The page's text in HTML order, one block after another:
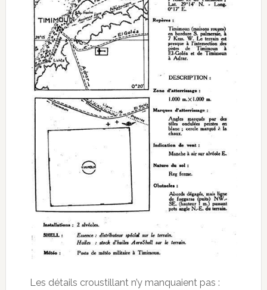
Les détails croustillant n’y manquaient pas :